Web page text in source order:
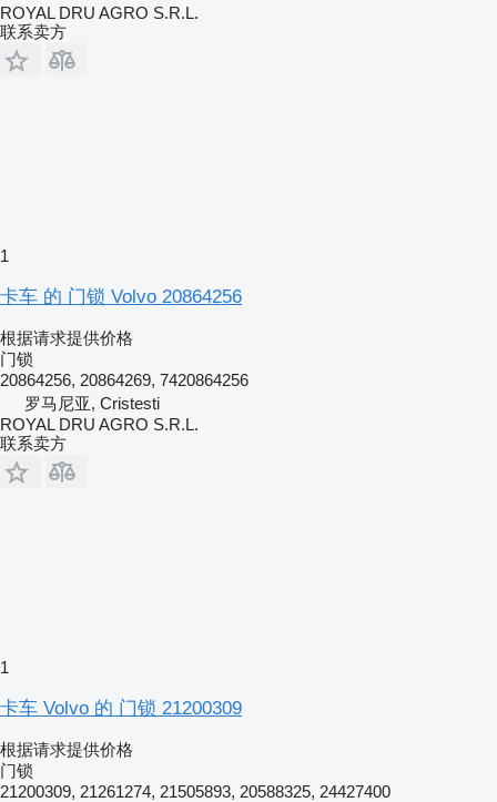
ROYAL DRU AGRO S.R.L.
联系卖方
1
卡车 的 门锁 Volvo 20864256
根据请求提供价格
门锁
20864256, 20864269, 7420864256
罗马尼亚, Cristesti
ROYAL DRU AGRO S.R.L.
联系卖方
1
卡车 Volvo 的 门锁 21200309
根据请求提供价格
门锁
21200309, 21261274, 21505893, 20588325, 24427400